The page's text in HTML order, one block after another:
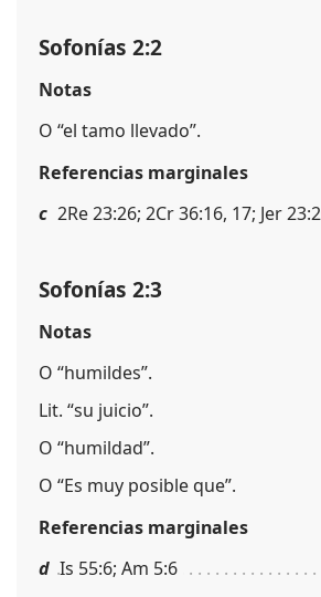
Sofonías 2:2
Notas
O “el tamo llevado”.
Referencias marginales
c 2Re 23:26; 2Cr 36:16, 17; Jer
Sofonías 2:3
Notas
O “humildes”.
Lit. “su juicio”.
O “humildad”.
O “Es muy posible que”.
Referencias marginales
d Is 55:6; Am 5:6